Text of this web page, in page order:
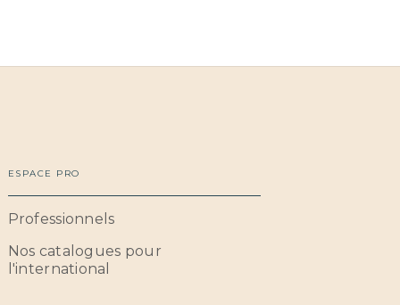
ESPACE PRO
Professionnels
Nos catalogues pour
l'international